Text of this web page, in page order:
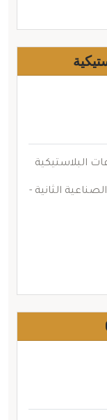
البلاستيكية
الصناعية الثانية -